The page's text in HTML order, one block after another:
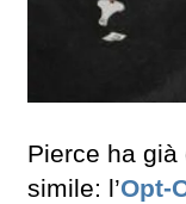
Pierce ha
simile: l’Opt-